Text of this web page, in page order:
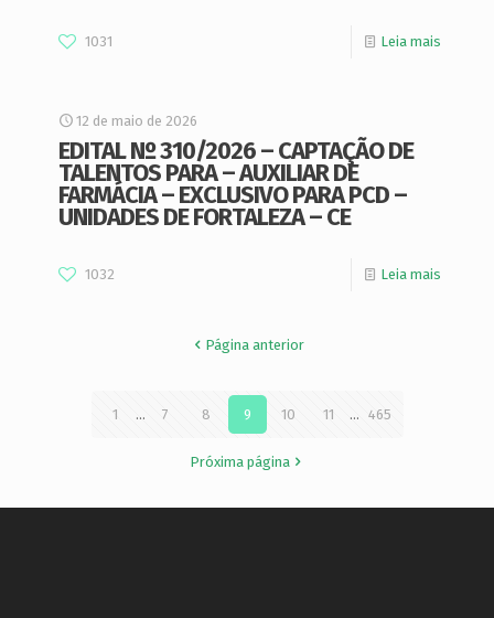
1031 Leia mais
12 de maio de 2026
EDITAL Nº 310/2026 – CAPTAÇÃO DE
TALENTOS PARA – AUXILIAR DE
FARMÁCIA – EXCLUSIVO PARA PCD –
UNIDADES DE FORTALEZA – CE
1032 Leia mais
Página anterior
1 ... 7 8 9 10 11 ... 465
Próxima página